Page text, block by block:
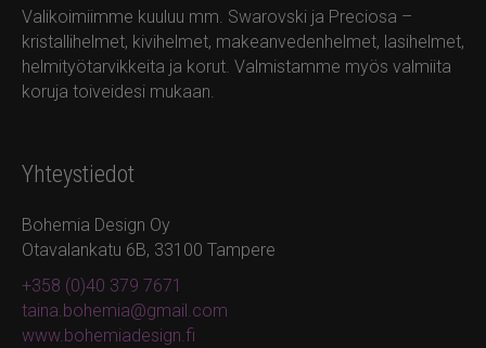
Valikoimiimme kuuluu mm. Swarovski ja Preciosa –
kristallihelmet, kivihelmet, makeanvedenhelmet, lasihelmet,
helmityötarvikkeita ja korut. Valmistamme myös valmiita
koruja toiveidesi mukaan.
Yhteystiedot
Bohemia Design Oy
Otavalankatu 6B, 33100 Tampere
+358 (0)40 379 7671
taina.bohemia@gmail.com
www.bohemiadesign.fi